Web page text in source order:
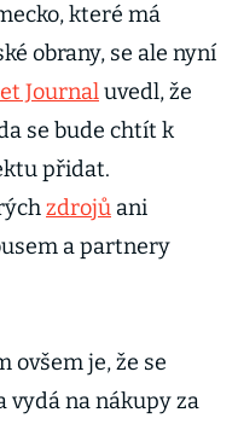
které má
obrany, se ale nyní
Journaluvedl, že
se bude chtít k
přidat.
zdrojů ani
a partnery
ovšem je, že se
vydá na nákupy za